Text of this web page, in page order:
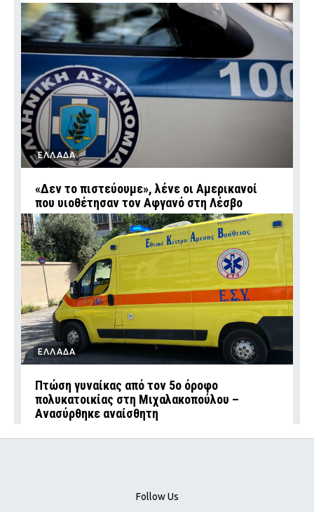
ΕΛΛΑΔΑ
«Δεν το πιστεύουμε», λένε οι Αμερικανοί
που υιοθέτησαν τον Αφγανό στη Λέσβο
ΕΛΛΑΔΑ
Πτώση γυναίκας από τον 5ο όροφο
πολυκατοικίας στη Μιχαλακοπούλου –
Ανασύρθηκε αναίσθητη
Follow Us